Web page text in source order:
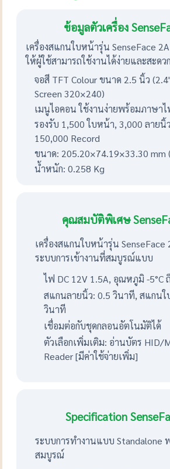
ข้อมูลตัวเครื่อง
เครื่องสแกนใบหน้ารุ่น SenseFace
ให้ผู้ใช้สามารถใช้งานได้ง่ายและสะดวก
จอสี TFT Colour ขนาด 2.5 นิ้ว
Screen 320×240)
เมนูไอคอน ใช้งานง่ายพร้อมภาษาไ
รองรับ 1,500 ใบหน้า, 3,000 ลายนิ้
150,000 Record
ขนาด: 205.20×74.19×33.30 mm
น้ำหนัก: 0.258 Kg
คุณสมบัติพิเศษ
เครื่องสแกนใบหน้ารุ่น SenseFace
ระบบการเข้างานที่สมบูรณ์แบบ
ไฟ DC 12V 1.5A, อุณหภูมิ -5°C
สแกนลายนิ้ว: 0.5 วินาที, สแกนใ
วินาที
เชื่อมต่อกับชุดกลอนอัตโนมัติได้
ตัวเลือกเพิ่มเติม: อ่านบัตร HID/
Reader [มีค่าใช้จ่ายเพิ่ม]
Specification
ระบบการทำงานแบบ Standalone
สมบูรณ์